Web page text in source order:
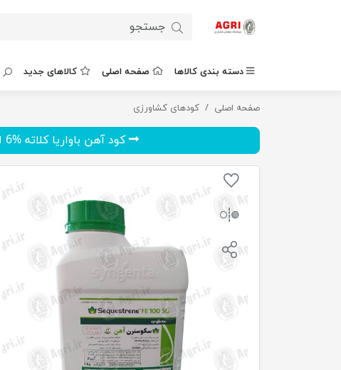
دسته بندی کالاها صفحه اصلی کالاهای جدید
صفحه اصلی کودهای کشاورزیکود سکوسترن آهن 1 کیلوگرم
کود آهن باواریا کلاته %6 ار...